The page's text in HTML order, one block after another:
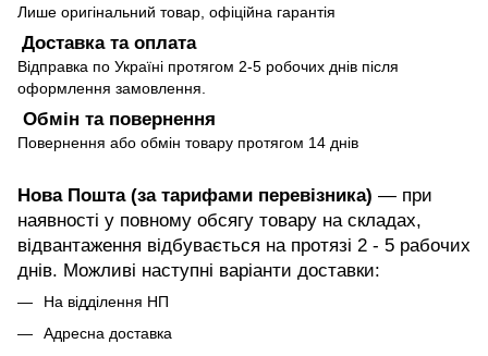
Лише оригінальний товар, офіційна гарантія
Доставка та оплата
Відправка по Україні протягом 2-5 робочих днів після
оформлення замовлення.
Обмін та повернення
Повернення або обмін товару протягом 14 днів
Нова Пошта (за тарифами перевізника) — при
наявності у повному обсягу товару на складах,
відвантаження відбувається на протязі 2 - 5 рабочих
днів. Можливі наступні варіанти доставки:
На відділення НП
Адресна доставка